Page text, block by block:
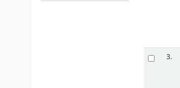
3.